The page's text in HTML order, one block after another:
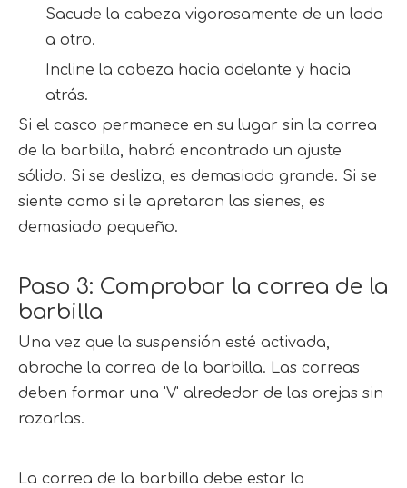
Sacude la cabeza vigorosamente de un lado
a otro.
Incline la cabeza hacia adelante y hacia
atrás.
Si el casco permanece en su lugar sin la correa
de la barbilla, habrá encontrado un ajuste
sólido. Si se desliza, es demasiado grande. Si se
siente como si le apretaran las sienes, es
demasiado pequeño.
Paso 3: Comprobar la correa de la
barbilla
Una vez que la suspensión esté activada,
abroche la correa de la barbilla. Las correas
deben formar una 'V' alrededor de las orejas sin
rozarlas.
La correa de la barbilla debe estar lo